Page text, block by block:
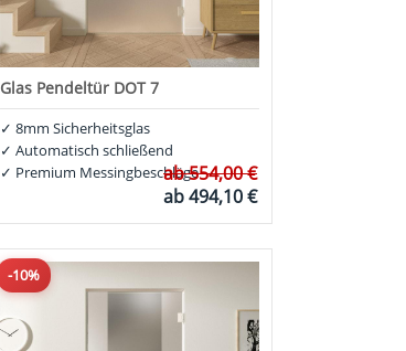
Glas Pendeltür DOT 7
✓ 8mm Sicherheitsglas
✓ Automatisch schließend
✓ Premium Messingbeschläge
ab554,00 €
ab494,10 €
-10%